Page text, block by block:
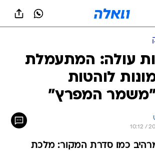
עולה: המתעמלת
לוהטות
"משמר המפרץ"
כמו סדרת המקור: מלכת